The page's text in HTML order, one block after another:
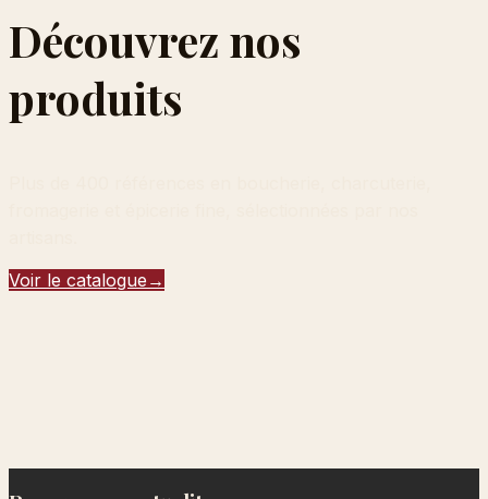
Découvrez nos
produits
Voir le catalogue →